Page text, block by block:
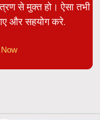
से मुक्त हो। ऐसा तभी
और सहयोग करे.